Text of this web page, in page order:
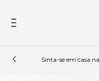
Sinta-se em casa